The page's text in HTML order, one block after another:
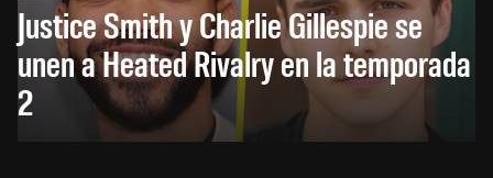
Justice Smith y Charlie Gillespie se
unen a Heated Rivalry en la temporada
2